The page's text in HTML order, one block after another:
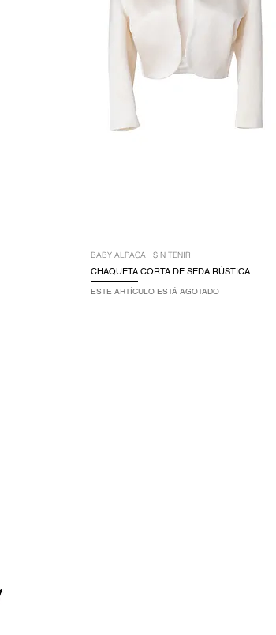
BABY ALPACA · SIN TEÑIR
CHAQUETA CORTA DE SEDA RÚSTICA
ESTE ARTÍCULO ESTÁ AGOTADO